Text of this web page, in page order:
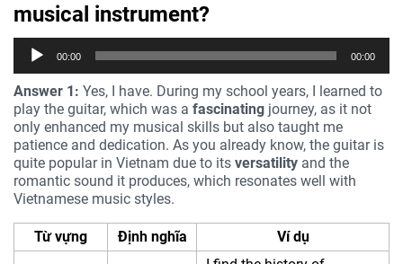
musical instrument?
Trình
phát
thanh
00:00 00:00
Answer 1: Yes, I have. During my school years, I learned to
play the guitar, which was a fascinating journey, as it not
only enhanced my musical skills but also taught me
patience and dedication. As you already know, the guitar is
quite popular in Vietnam due to its versatility and the
romantic sound it produces, which resonates well with
Vietnamese music styles.
Từ vựng Định nghĩa Ví dụ